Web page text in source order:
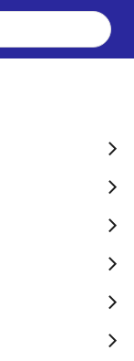
表取締役社
ました「株式
業譲渡に関